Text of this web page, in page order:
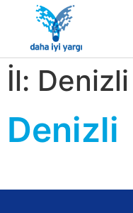
İl: Denizli
Denizli